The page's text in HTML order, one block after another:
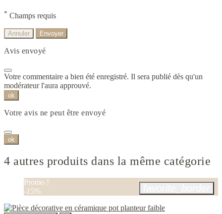
* Champs requis
Annuler Envoyer
Avis envoyé
Votre commentaire a bien été enregistré. Il sera publié dès qu'un
modérateur l'aura approuvé.
ok
Votre avis ne peut être envoyé
ok
4 autres produits dans la même catégorie
Promo !
-15%